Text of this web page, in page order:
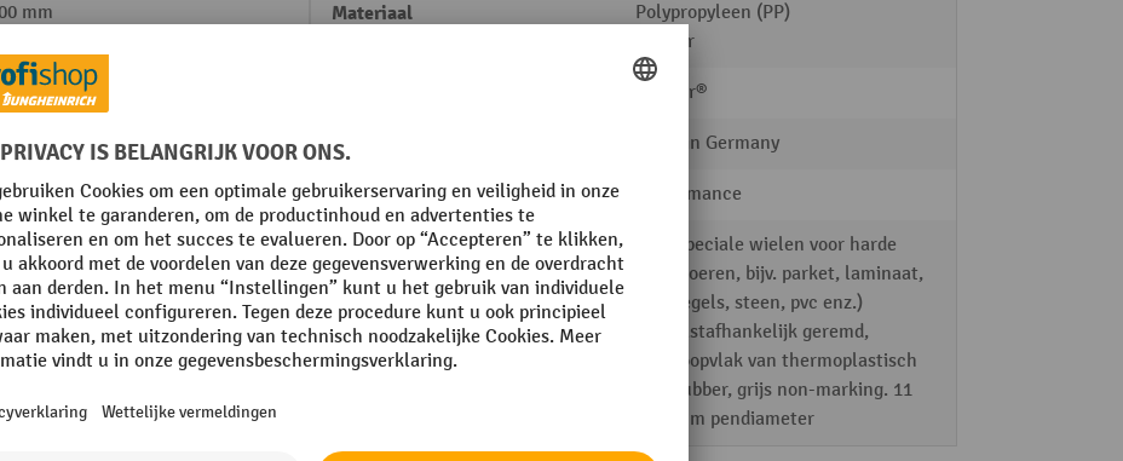
mm
mm
mm
Materiaal
Polypropyleen (PP)
Rubber
Topstar®
Plaats van vervaardiging Made in Germany
Rubriek Performance
Technische eigenschappen
Speciale wielen voor harde
vloeren, bijv. parket, laminaat,
tegels, steen, pvc enz.)
lastafhankelijk geremd,
loopvlak van thermoplastisch
rubber, grijs non-marking. 11
mm pendiameter